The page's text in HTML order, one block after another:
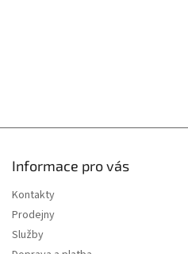
Informace pro vás
Kontakty
Prodejny
Služby